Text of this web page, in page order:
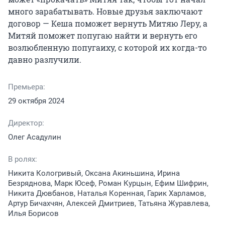
много зарабатывать. Новые друзья заключают
договор — Кеша поможет вернуть Митяю Леру, а
Митяй поможет попугаю найти и вернуть его
возлюбленную попугаиху, с которой их когда-то
давно разлучили.
Премьера:
29 октября 2024
Директор:
Олег Асадулин
В ролях:
Никита Кологривый, Оксана Акиньшина, Ирина
Безряднова, Марк Юсеф, Роман Курцын, Ефим Шифрин,
Никита Дювбанов, Наталья Коренная, Гарик Харламов,
Артур Бичахчян, Алексей Дмитриев, Татьяна Журавлева,
Илья Борисов